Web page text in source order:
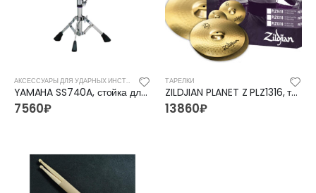
АКСЕССУАРЫ ДЛЯ УДАРНЫХ ИНСТРУМЕНТОВ
YAMAHA SS740A, стойка для ударных
7560₽
ТАРЕЛКИ
ZILDJIAN PLANET Z PLZ1316, тарелки
13860₽
5400 4500
C901T-BS Акустическая гитара, с вырезом, санберст, Caraya
FFG-1040SB Акустическая гитара, санберст, с вырезом, Foix
5400₽ 4500₽
C901T-BS Акустическая гитара, с вырезом, санберст, Caraya